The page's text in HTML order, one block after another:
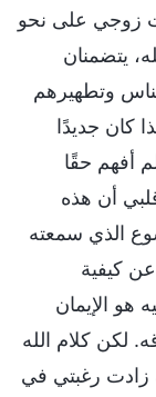
زوجي على نحو
يتضمنان
وتطهيرهم
كان جديدًا
أفهم حقًا
أن هذه
الذي سمعته
كيفية
هو الإيمان
لكن كلام الله
زادت رغبتي في